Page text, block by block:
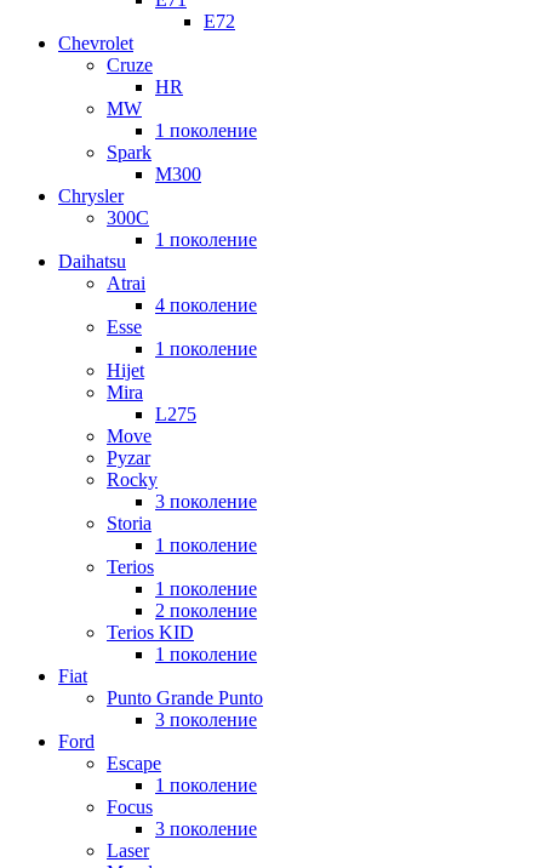
E72
Chevrolet
Cruze
HR
MW
1 поколение
Spark
M300
Chrysler
300C
1 поколение
Daihatsu
Atrai
4 поколение
Esse
1 поколение
Hijet
Mira
L275
Move
Pyzar
Rocky
3 поколение
Storia
1 поколение
Terios
1 поколение
2 поколение
Terios KID
1 поколение
Fiat
Punto Grande Punto
3 поколение
Ford
Escape
1 поколение
Focus
3 поколение
Laser